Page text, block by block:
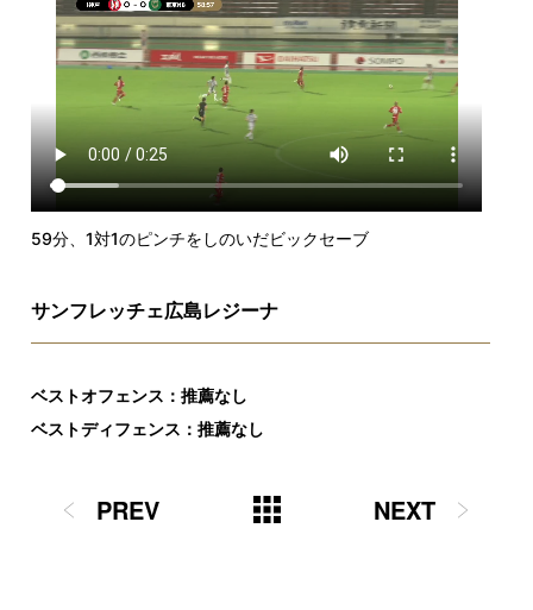
59分、1対1のピンチをしのいだビックセーブ
サンフレッチェ広島レジーナ
ベストオフェンス：推薦なし
ベストディフェンス：推薦なし
PREV NEXT